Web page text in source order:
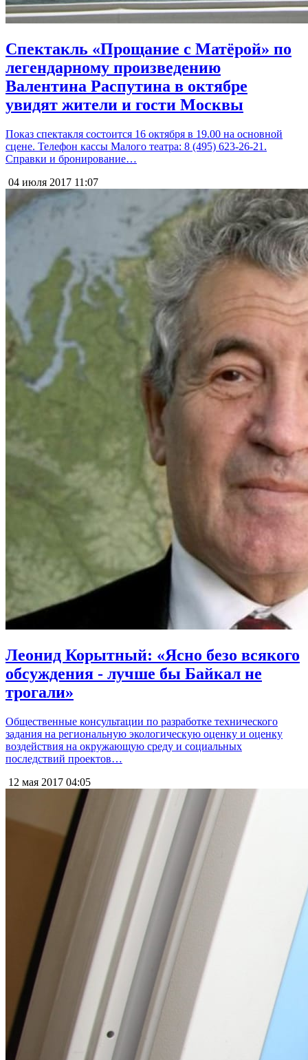
Спектакль «Прощание с Матёрой» по
легендарному произведению
Валентина Распутина в октябре
увидят жители и гости Москвы
Показ спектакля состоится 16 октября в 19.00 на основной
сцене. Телефон кассы Малого театра: 8 (495) 623-26-21.
Справки и бронирование…
04 июля 2017 11:07
Леонид Корытный: «Ясно безо всякого
обсуждения - лучше бы Байкал не
трогали»
Общественные консультации по разработке технического
задания на региональную экологическую оценку и оценку
воздействия на окружающую среду и социальных
последствий проектов…
12 мая 2017 04:05